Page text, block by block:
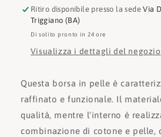
Ritiro disponibile presso la sedeVia
Triggiano (BA)
Di solito pronto in 24 ore
Visualizza i dettagli del negozio
Questa borsa in pelle è
raffinato e funzionale. Il
qualità, mentre l'interno è
combinazione di cotone e pelle,